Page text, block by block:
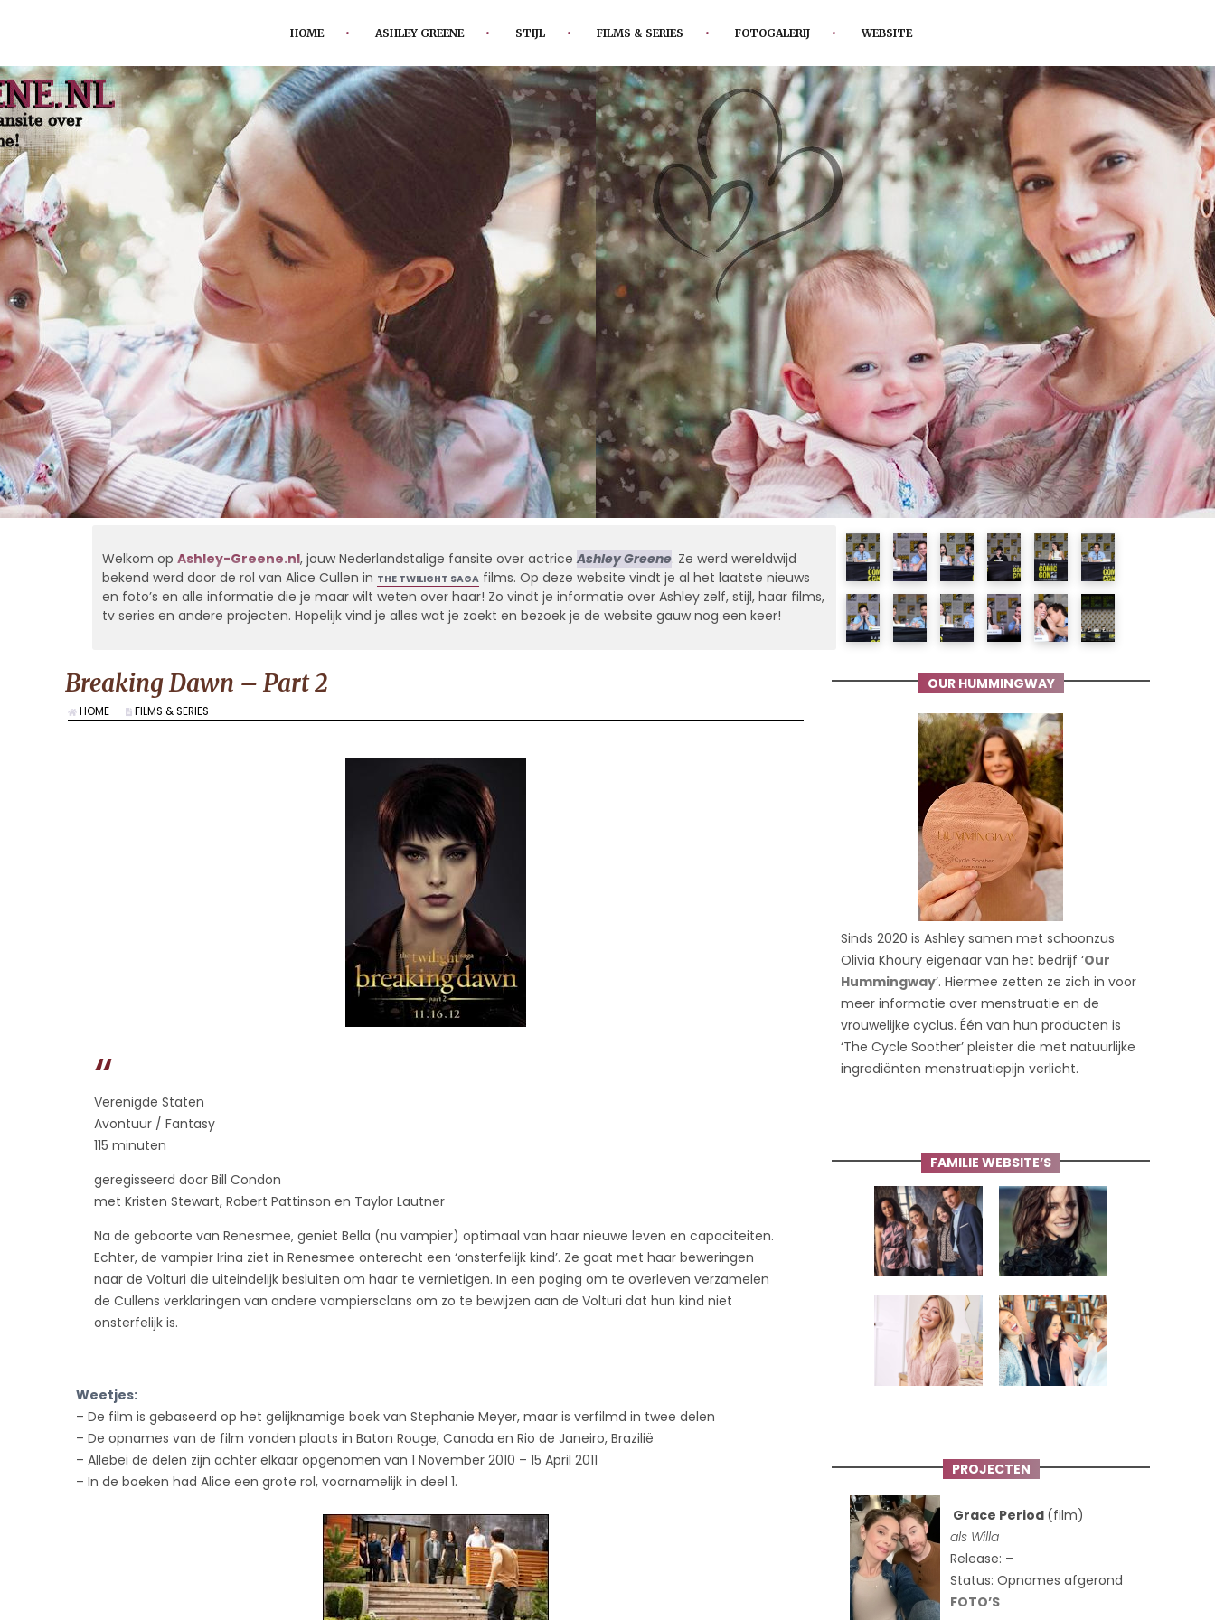
HOME ASHLEY GREENE STIJL FILMS & SERIES FOTOGALERIJ WEBSITE
Welkom op Ashley-Greene.nl, jouw Nederlandstalige fansite over actriceAshley Greene. Ze werd wereldwijd
bekend werd door de rol van Alice Cullen in THE TWILIGHT SAGAfilms. Op deze website vindt je al het laatste nieuws
en foto’s en alle informatie die je maar wilt weten over haar! Zo vindt je informatie over Ashley zelf, stijl, haar films,
tv series en andere projecten. Hopelijk vind je alles wat je zoekt en bezoek je de website gauw nog een keer!
OUR HUMMINGWAY
Sinds 2020 is Ashley samen met schoonzus
Olivia Khoury eigenaar van het bedrijf ‘Our
Hummingway‘. Hiermee zetten ze zich in voor
meer informatie over menstruatie en de
vrouwelijke cyclus. Één van hun producten is
‘The Cycle Soother’ pleister die met natuurlijke
ingrediënten menstruatiepijn verlicht.
FAMILIE WEBSITE’S
PROJECTEN
Grace Period (film)
als Willa
Release: –
Status: Opnames afgerond
FOTO’S
Breaking Dawn – Part 2
HOME FILMS & SERIES
Verenigde Staten
Avontuur / Fantasy
115 minuten
geregisseerd door Bill Condon
met Kristen Stewart, Robert Pattinson en Taylor Lautner
Na de geboorte van Renesmee, geniet Bella (nu vampier) optimaal van haar nieuwe leven en capaciteiten.
Echter, de vampier Irina ziet in Renesmee onterecht een ‘onsterfelijk kind’. Ze gaat met haar beweringen
naar de Volturi die uiteindelijk besluiten om haar te vernietigen. In een poging om te overleven verzamelen
de Cullens verklaringen van andere vampiersclans om zo te bewijzen aan de Volturi dat hun kind niet
onsterfelijk is.
Weetjes:
– De film is gebaseerd op het gelijknamige boek van Stephanie Meyer, maar is verfilmd in twee delen
– De opnames van de film vonden plaats in Baton Rouge, Canada en Rio de Janeiro, Brazilië
– Allebei de delen zijn achter elkaar opgenomen van 1 November 2010 – 15 April 2011
– In de boeken had Alice een grote rol, voornamelijk in deel 1.